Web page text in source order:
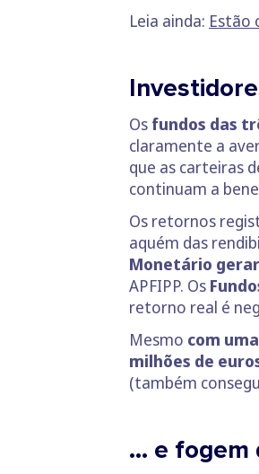
Leia ainda: Estão
Os fundos das
claramente a
que as carteiras
continuam a
Os retornos
aquém das
Monetário
APFIPP. Os
retorno real é
Mesmo com
milhões de
(também
… e fogem